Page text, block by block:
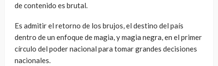
de contenido es brutal.
Es admitir el retorno de los brujos, el destino del país
dentro de un enfoque de magia, y magia negra, en el primer
círculo del poder nacional para tomar grandes decisiones
nacionales.